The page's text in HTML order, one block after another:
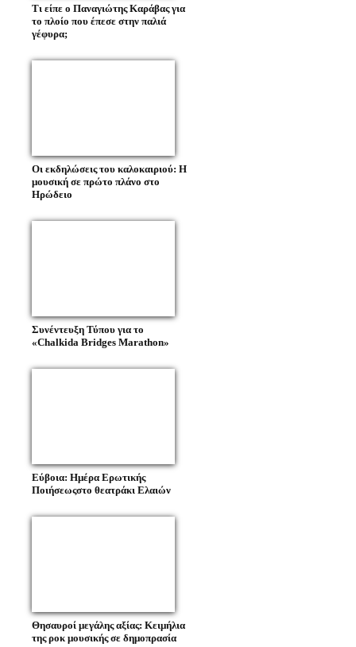
Τι είπε ο Παναγιώτης Καράβας για
το πλοίο που έπεσε στην παλιά
γέφυρα;
Οι εκδηλώσεις του καλοκαιριού: Η
μουσική σε πρώτο πλάνο στο
Ηρώδειο
Συνέντευξη Τύπου για το
«Chalkida Bridges Marathon»
Εύβοια: Ημέρα Ερωτικής
Ποιήσεωςστο θεατράκι Ελαιών
Θησαυροί μεγάλης αξίας: Κειμήλια
της ροκ μουσικής σε δημοπρασία